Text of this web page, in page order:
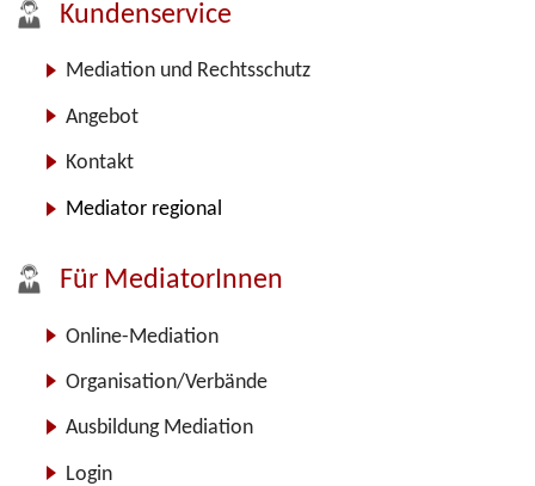
Kundenservice
Mediation und Rechtsschutz
Angebot
Kontakt
Mediator regional
Für MediatorInnen
Online-Mediation
Organisation/Verbände
Ausbildung Mediation
Login